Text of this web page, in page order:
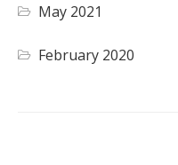
May 2021
February 2020